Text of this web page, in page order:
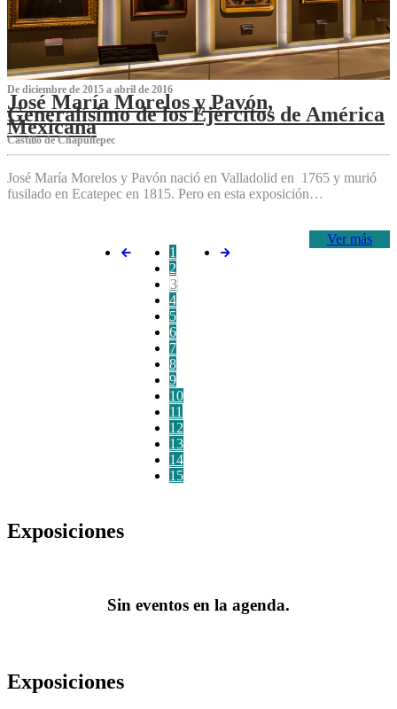
De diciembre de 2015 a abril de 2016
José María Morelos y Pavón,
Generalísimo de los Ejércitos de América
Mexicana
C‌astillo de Chapultepec
José María Morelos y Pavón nació en Valladolid en 1765 y murió
fusilado en Ecatepec en 1815. Pero en esta exposición…
Ver más
1
2
3
4
5
6
7
8
9
10
11
12
13
14
15
Exposiciones
Sin eventos en la agenda.
Exposiciones